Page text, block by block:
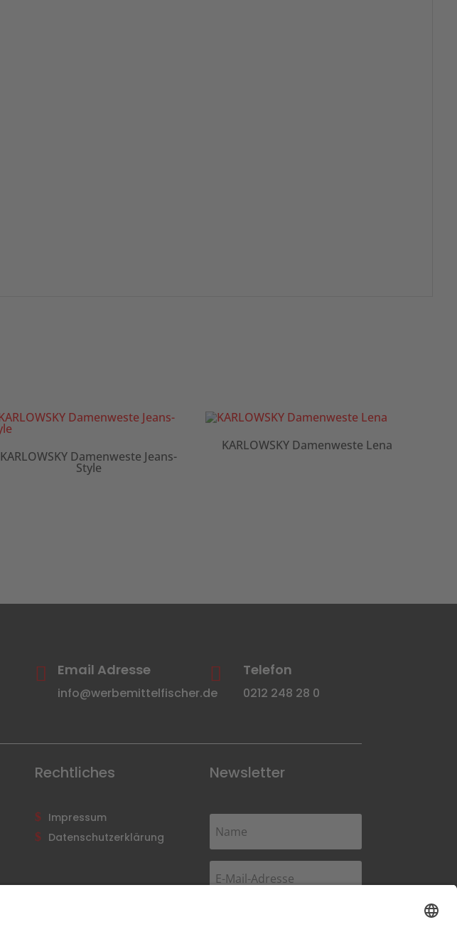
KARLOWSKY Damenweste Jeans-
Style
KARLOWSKY Damenweste Lena
 Email Adresse
info@werbemittelfischer.de
 Telefon
0212 248 28 0
Rechtliches
Impressum
Datenschutzerklärung
Newsletter